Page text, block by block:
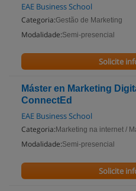
EAE Business School
Categoria:Gestão de Marketing
Modalidade:Semi-presencial
Solicite
Máster en Marketing
ConnectEd
EAE Business School
Categoria: Marketing na internet /
Modalidade:Semi-presencial
Solicite